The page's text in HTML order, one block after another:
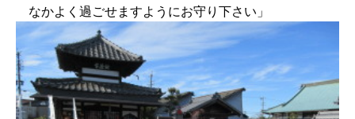
なかよく過ごせますようにお守り下さい」